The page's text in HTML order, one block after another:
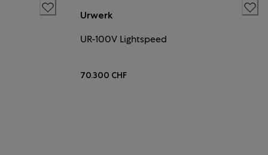
Urwerk
UR-100V Lightspeed
70.300 CHF